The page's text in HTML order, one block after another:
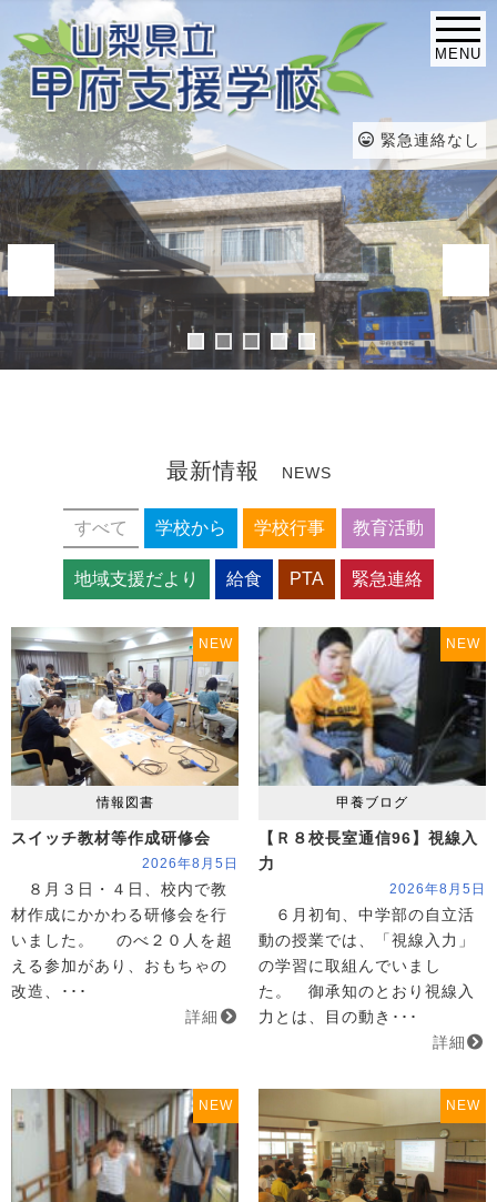
MENU
緊急連絡なし
最新情報 NEWS
すべて 学校から 学校行事 教育活動
地域支援だより 給食 PTA 緊急連絡
NEW
情報図書
スイッチ教材等作成研修会
2026年8月5日
８月３日・４日、校内で教
材作成にかかわる研修会を行
いました。 のべ２０人を超
える参加があり、おもちゃの
改造、･･･
詳細
NEW
甲養ブログ
【Ｒ８校長室通信96】視線入
力
2026年8月5日
６月初旬、中学部の自立活
動の授業では、「視線入力」
の学習に取組んでいまし
た。 御承知のとおり視線入
力とは、目の動き･･･
詳細
NEW NEW